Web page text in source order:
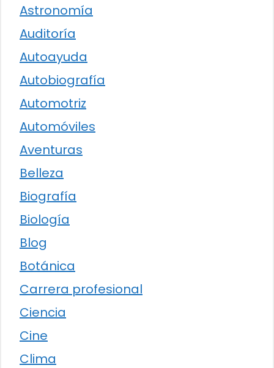
Astronomía
Auditoría
Autoayuda
Autobiografía
Automotriz
Automóviles
Aventuras
Belleza
Biografía
Biología
Blog
Botánica
Carrera profesional
Ciencia
Cine
Clima